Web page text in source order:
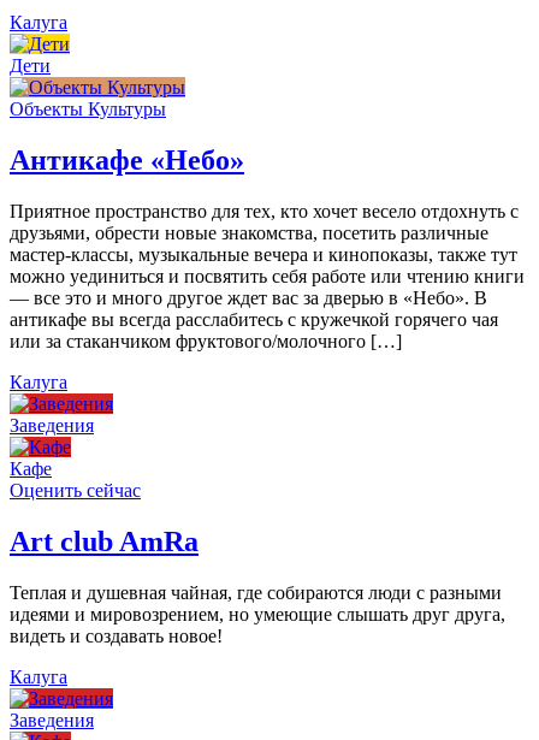
Калуга
Дети
Объекты Культуры
Антикафе «Небо»
Приятное пространство для тех, кто хочет весело отдохнуть с
друзьями, обрести новые знакомства, посетить различные
мастер-классы, музыкальные вечера и кинопоказы, также тут
можно уединиться и посвятить себя работе или чтению книги
— все это и много другое ждет вас за дверью в «Небо». В
антикафе вы всегда расслабитесь с кружечкой горячего чая
или за стаканчиком фруктового/молочного […]
Калуга
Заведения
Кафе
Оценить сейчас
Art сlub AmRa
Теплая и душевная чайная, где собираются люди с разными
идеями и мировозрением, но умеющие слышать друг друга,
видеть и создавать новое!
Калуга
Заведения